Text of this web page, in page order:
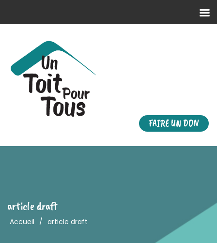
FAIRE UN DON
article draft
Accueil / article draft